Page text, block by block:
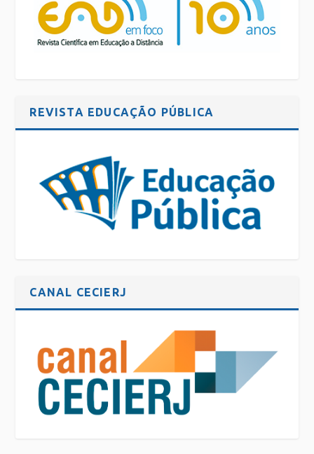
REVISTA EDUCAÇÃO PÚBLICA
CANAL CECIERJ